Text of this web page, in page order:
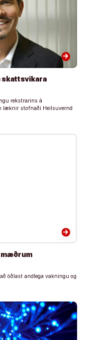
arrow_forward
skattsvikara
rekstrarins á
læknir stofnaði Heilsuvernd
arrow_forward
mæðrum
öðlast andlega vakningu og